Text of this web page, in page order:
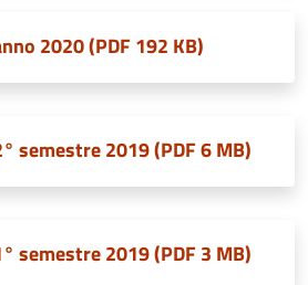
2020 (PDF 192 KB)
semestre 2019 (PDF 6 MB)
semestre 2019 (PDF 3 MB)